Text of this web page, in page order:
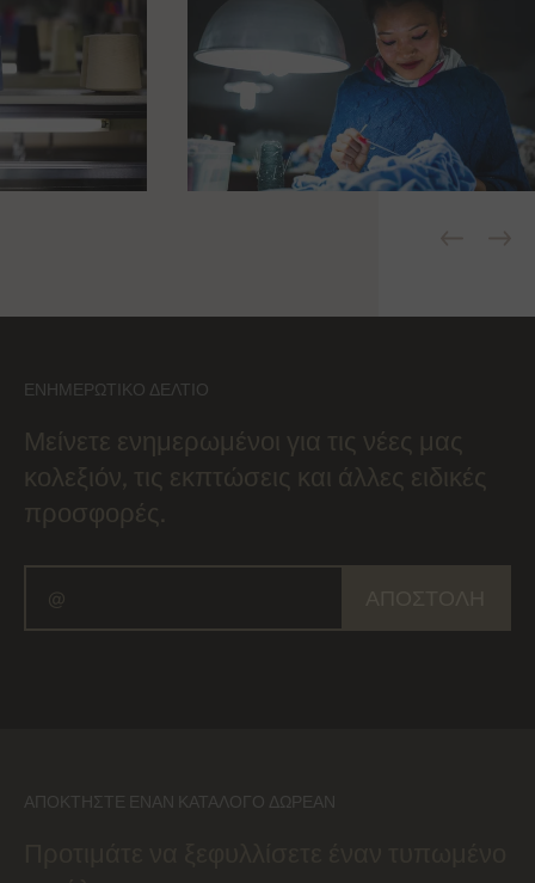
ΕΝΗΜΕΡΩΤΙΚΌ ΔΕΛΤΊΟ
Μείνετε ενημερωμένοι για τις νέες μας
κολεξιόν, τις εκπτώσεις και άλλες ειδικές
προσφορές.
ΑΠΟΚΤΉΣΤΕ ΈΝΑΝ ΚΑΤΆΛΟΓΟ ΔΩΡΕΆΝ